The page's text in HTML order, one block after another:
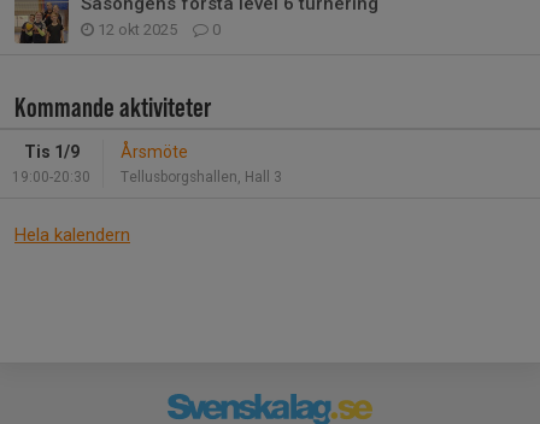
12 okt 2025 0
Kommande aktiviteter
Tis 1/9
19:00-20:30
Årsmöte
Tellusborgshallen, Hall 3
Hela kalendern